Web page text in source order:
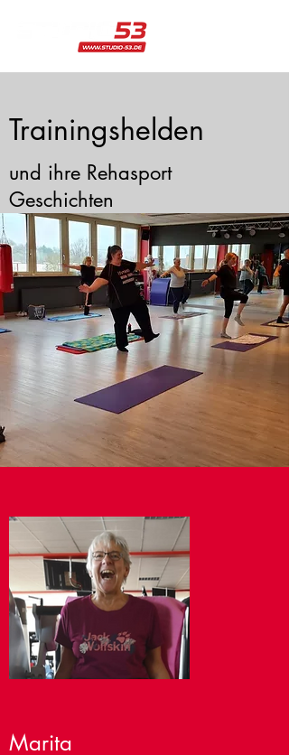
Trainingshelden
und ihre Rehasport
Geschichten
Marita